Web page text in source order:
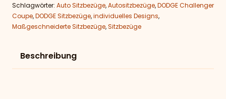
Schlagwörter: Auto Sitzbezüge,Autositzbezüge,DODGE Challenger
Coupe,DODGE Sitzbezüge,individuelles Designs,
Maßgeschneiderte Sitzbezüge,Sitzbezüge
Beschreibung